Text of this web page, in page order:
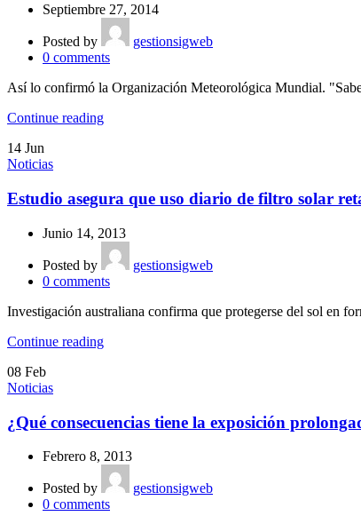
Septiembre 27, 2014
Posted by
gestionsigweb
0 comments
Así lo confirmó la Organización Meteorológica Mundial.
Continue reading
14 Jun
Noticias
Estudio asegura que uso diario de filtro solar
Junio 14, 2013
Posted by
gestionsigweb
0 comments
Investigación australiana confirma que protegerse del sol en
Continue reading
08 Feb
Noticias
¿Qué consecuencias tiene la exposición
Febrero 8, 2013
Posted by
gestionsigweb
0 comments